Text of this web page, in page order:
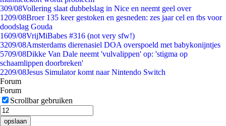
309/08Vollering slaat dubbelslag in Nice en neemt geel over
1209/08Broer 135 keer gestoken en gesneden: zes jaar cel en tbs voor
doodslag Gouda
1609/08VrijMiBabes #316 (not very sfw!)
3209/08Amsterdams dierenasiel DOA overspoeld met babykonijntjes
5709/08Dikke Van Dale neemt 'vulvalippen' op: 'stigma op
schaamlippen doorbreken'
2209/08Jesus Simulator komt naar Nintendo Switch
Forum
Forum
Scrollbar gebruiken
opslaan